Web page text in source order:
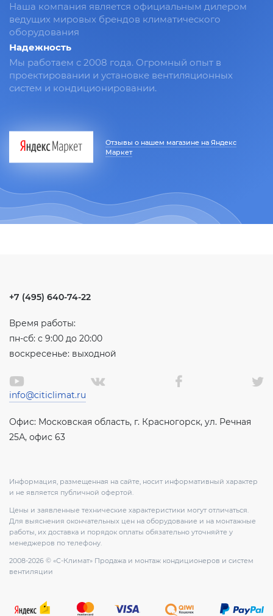
Наша компания является официальным дилером
ведущих мировых брендов климатического
оборудования
Надежность
Мы работаем с 2008 года. Огромный опыт в
проектировании и установке вентиляционных
систем и кондиционировании.
Отзывы о нашем магазине на Яндекс
Маркет
+7 (495) 640-74-22
Время работы:
пн-сб: с 9:00 до 20:00
воскресенье: выходной
info@citiclimat.ru
Офис: Московская область, г. Красногорск, ул. Речная
25А, офис 63
Информация, размещенная на сайте, носит информативный характер
и не является публичной офертой.
Цены и заявленные технические характеристики могут отличаться.
Для выяснения окончательных цен на оборудование и на монтажные
работы, их доставка и порядок оплаты обязательно уточняйте у
менеджеров по телефону.
2008-2026 © «С-Климат» Продажа и монтаж кондиционеров и систем
вентиляции